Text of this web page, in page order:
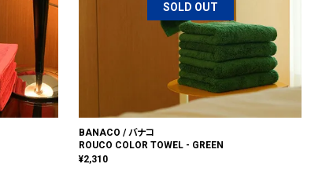
SOLD OUT
BANACO / バナコ
ROUCO COLOR TOWEL - GREEN
¥2,310